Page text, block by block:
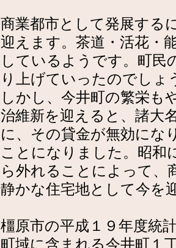
商業都市として発展する
迎えます。茶道・活花・
しているようです。町民
り上げていったのでしょ
しかし、今井町の繁栄も
治維新を迎えると、諸大
に、その貸金が無効にな
ことになりました。昭和
ら外れることによって、
静かな住宅地として今を
橿原市の平成１９年度統
町域に含まれる今井町１